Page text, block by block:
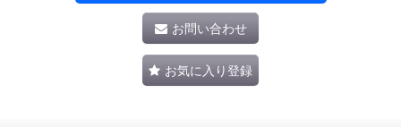
お問い合わせ
お気に入り登録